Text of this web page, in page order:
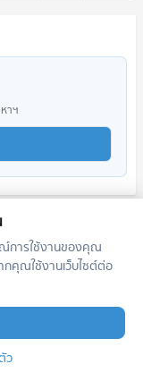
าฯ
การใช้งานของคุณ
ากคุณใช้งานเว็บไซต์ต่อ
ว